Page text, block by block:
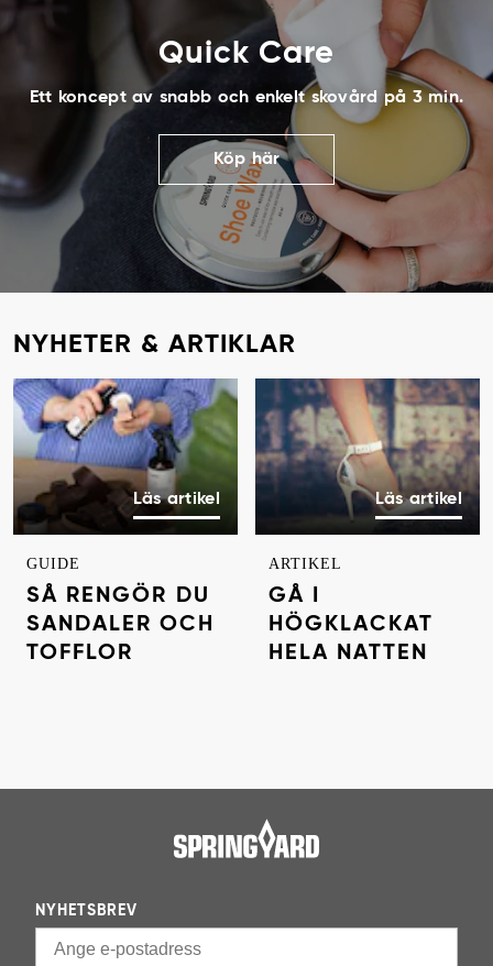
Quick Care
Ett koncept av snabb och enkelt skovård på 3 min.
Köp här
NYHETER & ARTIKLAR
Läs artikel
GUIDE
SÅ RENGÖR DU
SANDALER OCH
TOFFLOR
Läs artikel
ARTIKEL
GÅ I
HÖGKLACKAT
HELA NATTEN
NYHETSBREV